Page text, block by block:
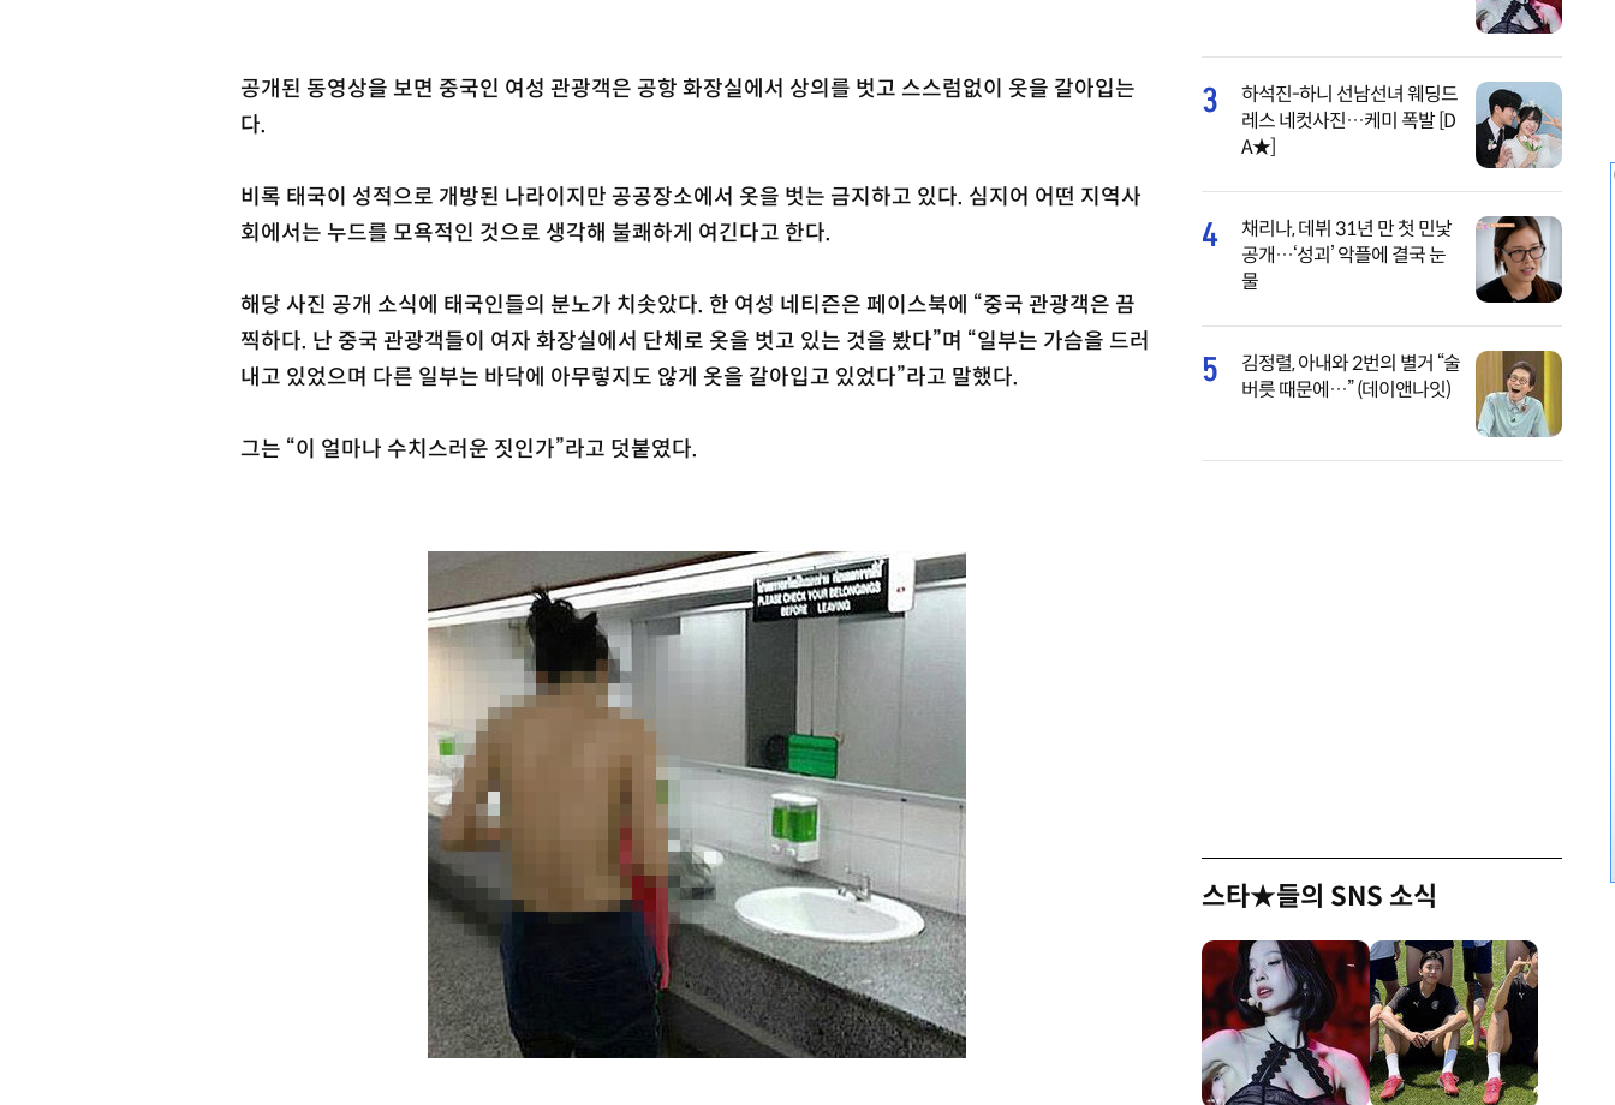
공개된 동영상을 보면 중국인 여성 관광객은 공항 화장실에서 상의를 벗고 스스럼없이 옷을 갈아입는
다.
비록 태국이 성적으로 개방된 나라이지만 공공장소에서 옷을 벗는 금지하고 있다. 심지어 어떤 지역사
회에서는 누드를 모욕적인 것으로 생각해 불쾌하게 여긴다고 한다.
해당 사진 공개 소식에 태국인들의 분노가 치솟았다. 한 여성 네티즌은 페이스북에 “중국 관광객은 끔
찍하다. 난 중국 관광객들이 여자 화장실에서 단체로 옷을 벗고 있는 것을 봤다”며 “일부는 가슴을 드러
내고 있었으며 다른 일부는 바닥에 아무렇지도 않게 옷을 갈아입고 있었다”라고 말했다.
그는 “이 얼마나 수치스러운 짓인가”라고 덧붙였다.
3
하석진-하니 선남선녀 웨딩드
레스 네컷사진…케미 폭발 [D
A★]
4
채리나, 데뷔 31년 만 첫 민낯
공개…‘성괴’ 악플에 결국 눈
물
5
김정렬, 아내와 2번의 별거 “술
버릇 때문에…” (데이앤나잇)
스타★들의 SNS 소식